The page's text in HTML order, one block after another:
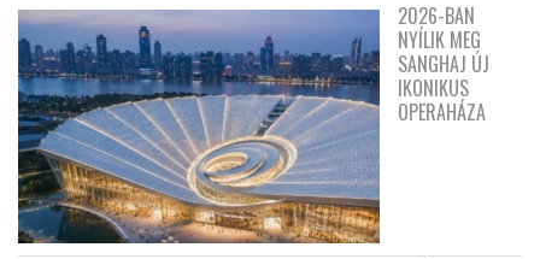
2026-BAN
NYÍLIK MEG
SANGHAJ ÚJ
IKONIKUS
OPERAHÁZA